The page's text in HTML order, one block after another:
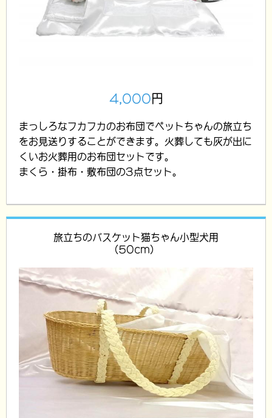
4,000 円
まっしろなフカフカのお布団でペットちゃんの旅立ち
をお見送りすることができます。火葬しても灰が出に
くいお火葬用のお布団セットです。
まくら・掛布・敷布団の3点セット。
旅立ちのバスケット猫ちゃん小型犬用
(50cm)